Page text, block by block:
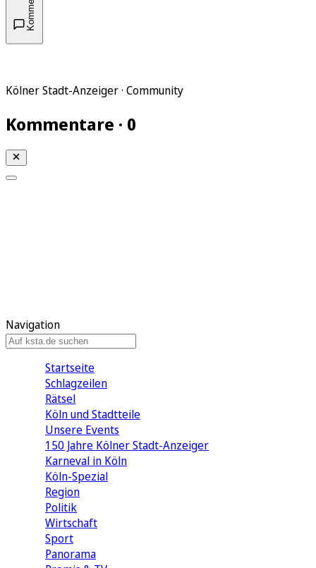
Kölner Stadt-Anzeiger · Community
Kommentare · 0
Navigation
Startseite
Schlagzeilen
Rätsel
Köln und Stadtteile
Unsere Events
150 Jahre Kölner Stadt-Anzeiger
Karneval in Köln
Köln-Spezial
Region
Politik
Wirtschaft
Sport
Panorama